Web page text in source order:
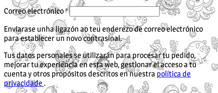
Correo electrónico*Obrigatorio
Enviarase unha ligazón ao teu enderezo de correo electrónico
para establecer un novo contrasinal.
Tus datos personales se utilizarán para procesar tu pedido,
mejorar tu experiencia en esta web, gestionar el acceso a tu
cuenta y otros propósitos descritos en nuestra política de
privacidade .